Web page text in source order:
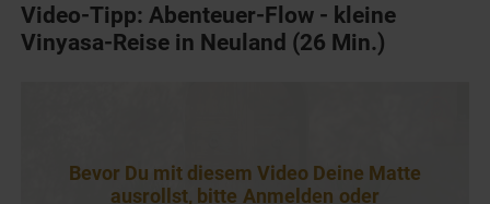
Video-Tipp: Abenteuer-Flow - kleine
Vinyasa-Reise in Neuland (26 Min.)
Bevor Du mit diesem Video Deine Matte
ausrollst, bitte Anmelden oder